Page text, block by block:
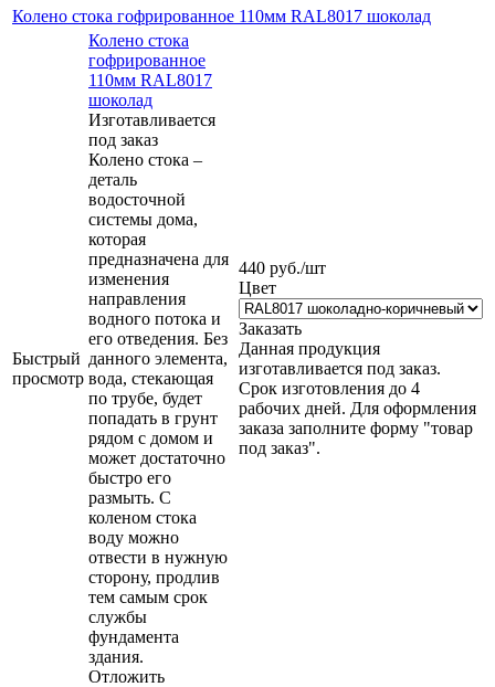
Колено стока гофрированное 110мм RAL8017 шоколад
Быстрый
просмотр
Колено стока
гофрированное
110мм RAL8017
шоколад
Изготавливается
под заказ
Колено стока –
деталь
водосточной
системы дома,
которая
предназначена для
изменения
направления
водного потока и
его отведения. Без
данного элемента,
вода, стекающая
по трубе, будет
попадать в грунт
рядом с домом и
может достаточно
быстро его
размыть. С
коленом стока
воду можно
отвести в нужную
сторону, продлив
тем самым срок
службы
фундамента
здания.
Отложить
440 руб./шт
Цвет
Заказать
Данная продукция
изготавливается под заказ.
Срок изготовления до 4
рабочих дней. Для оформления
заказа заполните форму "товар
под заказ".